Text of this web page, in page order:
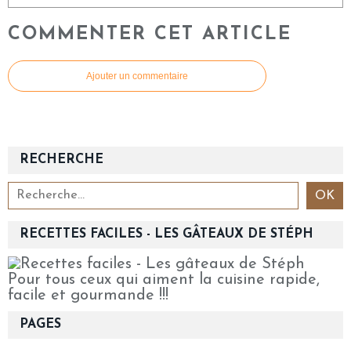
COMMENTER CET ARTICLE
Ajouter un commentaire
RECHERCHE
RECETTES FACILES - LES GÂTEAUX DE STÉPH
Pour tous ceux qui aiment la cuisine rapide,
facile et gourmande !!!
PAGES